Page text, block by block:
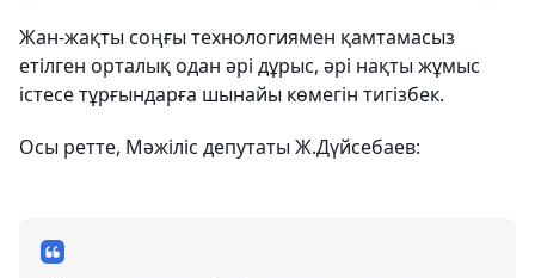
Жан-жақты соңғы технологиямен қамтамасыз
етілген орталық одан әрі дұрыс, әрі нақты жұмыс
істесе тұрғындарға шынайы көмегін тигізбек.
Осы ретте, Мәжіліс депутаты Ж.Дүйсебаев: